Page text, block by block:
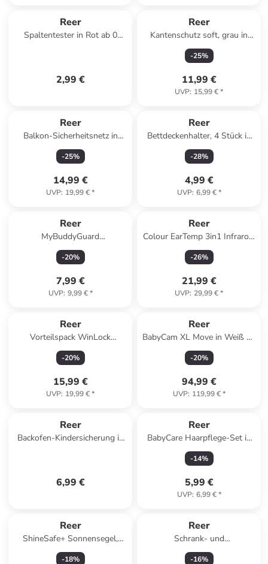
Reer
Spaltentester in Rot ab 0
2,99 €
Reer
Kantenschutz soft, grau in
Grau ab 0 Monate
-25%
11,99 €
UVP: 15,99 €*
Reer
Balkon-Sicherheitsnetz in
braun
-25%
14,99 €
UVP: 19,99 €*
Reer
Bettdeckenhalter, 4 Stück in
Weiß ab 0 Monate
-28%
4,99 €
UVP: 6,99 €*
Reer
MyBuddyGuard
Multifunktionsschal in Gelb ab
3 Jahre
-20%
7,99 €
UVP: 9,99 €*
Reer
Colour EarTemp 3in1 Infrarot-
Fieberthermometer in Grau ab
0 Monate
-26%
21,99 €
UVP: 29,99 €*
Reer
Vorteilspack WinLock
Fenster- und
Balkontürsicherung in Weiß
-20%
15,99 €
UVP: 19,99 €*
Reer
BabyCam XL Move in Weiß ab
0 Monate
-20%
94,99 €
UVP: 119,99 €*
Reer
Backofen-Kindersicherung in
6,99 €
Reer
BabyCare Haarpflege-Set in
Grau ab 3 Monate
-14%
5,99 €
UVP: 6,99 €*
Reer
ShineSafe+ Sonnensegel,
grau-melange in Grau ab 0
-18%
Reer
Schrank- und
Schubladensicherung in Weiß
-16%